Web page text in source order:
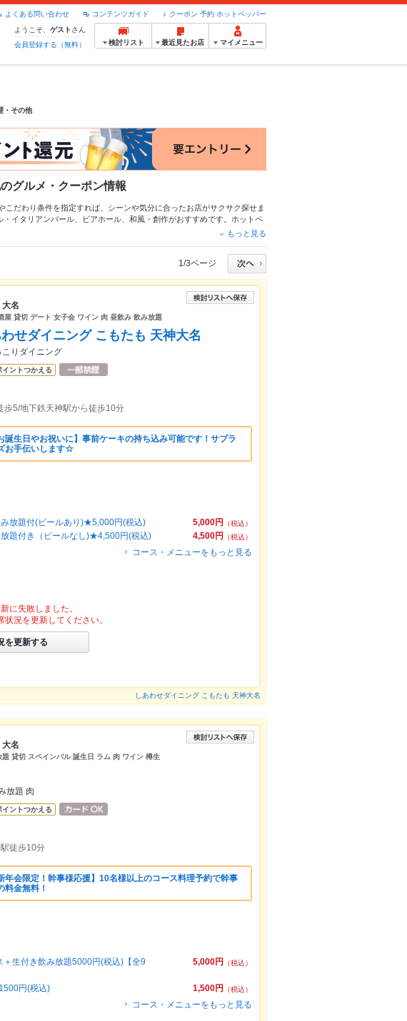
クーポン 予約 ホットペッパー
コンテンツガイド
よくある問い合わせ
ようこそ、 ゲスト さん
会員登録する（無料）
検討リスト 最近見たお店 マイメニュー
・その他
グルメ・クーポン情報
だわり条件を指定すれば、シーンや気分に合ったお店がサクサク探せま
・イタリアンバール ビアホール 和風・創作がおすすめです。ホットペ
や季節のおすすめ料理など、お店の最新情報をご紹介している
もっと見る
1/3ページ
名
屋 貸切 デート 女子会 ワイン 肉 昼飲み 飲み放題
せダイニング こもたも 天神大名
りダイニング
イントつかえる
歩5/地下鉄天神駅から徒歩10分
誕生日やお祝いに】事前ケーキの持ち込み可能です！サプラ
お手伝いします☆
5,000円
（税込）
放題付(ビールあり)★5,000円(税込)
4,500円
（税込）
題付き（ビールなし)★4,500円(税込)
コース・メニューをもっと見る
に失敗しました。
況を更新してください。
を更新する
しあわせダイニング こもたも 天神大名
名
貸切 スペインバル 誕生日 ラム 肉 ワイン 樽生
放題 肉
イントつかえる
徒歩10分
年会限定！幹事様応援】10名様以上のコース料理予約で幹事
料金無料！
5,000円
（税込）
＋生付き飲み放題5000円(税込)【全9
1,500円
（税込）
1500円(税込)
コース・メニューをもっと見る